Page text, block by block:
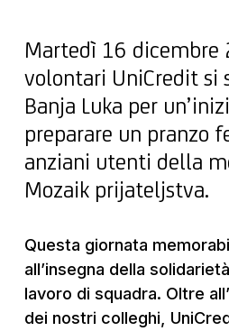
Martedì 16 dicembre
volontari UniCredit si
Banja Luka per
preparare un pranzo
anziani utenti della
Mozaik prijateljstva.
Questa giornata
all’insegna della
lavoro di squadra. Oltre
dei nostri colleghi,